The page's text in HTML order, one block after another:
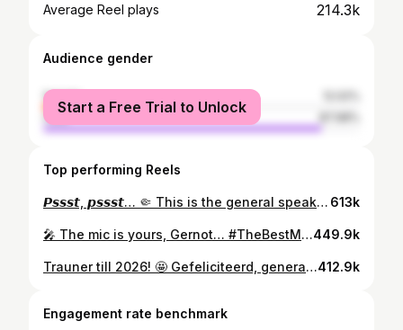
Average Reel plays 214.3k
Audience gender
female
male
Start a Free Trial to Unlock
Top performing Reels
𝙋𝙨𝙨𝙨𝙩, 𝙥𝙨𝙨𝙨𝙩… 🤏 This is the general speaking! #CupWinner2024 613k
🎤 The mic is yours, Gernot… #TheBestMemories449.9k
Trauner till 2026! 🤩 Gefeliciteerd, generaal 🫡412.9k
Engagement rate benchmark